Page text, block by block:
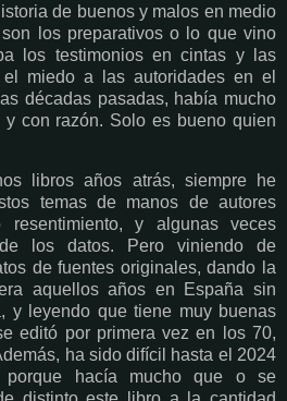
de buenos y malos en medio
los preparativos o lo que vino
los testimonios en cintas y las
miedo a las autoridades en el
décadas pasadas, había mucho
con razón. Solo es bueno quien
libros años atrás, siempre he
temas de manos de autores
resentimiento, y algunas veces
los datos. Pero viniendo de
de fuentes originales, dando la
aquellos años en España sin
y leyendo que tiene muy buenas
editó por primera vez en los 70,
ha sido difícil hasta el 2024
porque hacía mucho que o se